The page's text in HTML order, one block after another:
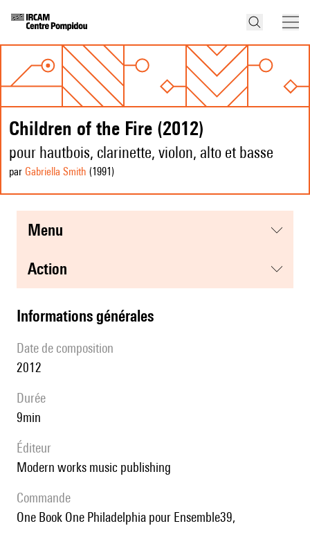
Children of the Fire (2012)
pour hautbois, clarinette, violon, alto et basse
par Gabriella Smith (1991 )
menu
action
informations générales
date de composition
2012
durée
9min
éditeur
modern works music publishing
Commande
One Book One Philadelphia pour Ensemble39,